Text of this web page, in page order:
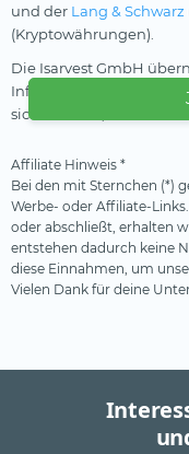
und der Lang & Schwarz
(Kryptowährungen).
Die Isarvest GmbH
Informationen keine
sicherstellen, dass die
Affiliate Hinweis *
Bei den mit Sternchen (*)
Werbe- oder Affiliate-
oder abschließt, erhalten
entstehen dadurch keine
diese Einnahmen, um
Vielen Dank für deine